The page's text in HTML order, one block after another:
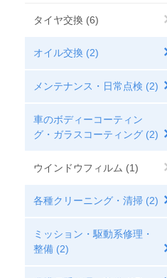
タイヤ交換 (6)
オイル交換 (2)
メンテナンス・日常点検 (2)
車のボディーコーティン
グ・ガラスコーティング (2)
ウインドウフィルム (1)
各種クリーニング・清掃 (2)
ミッション・駆動系修理・
整備 (2)